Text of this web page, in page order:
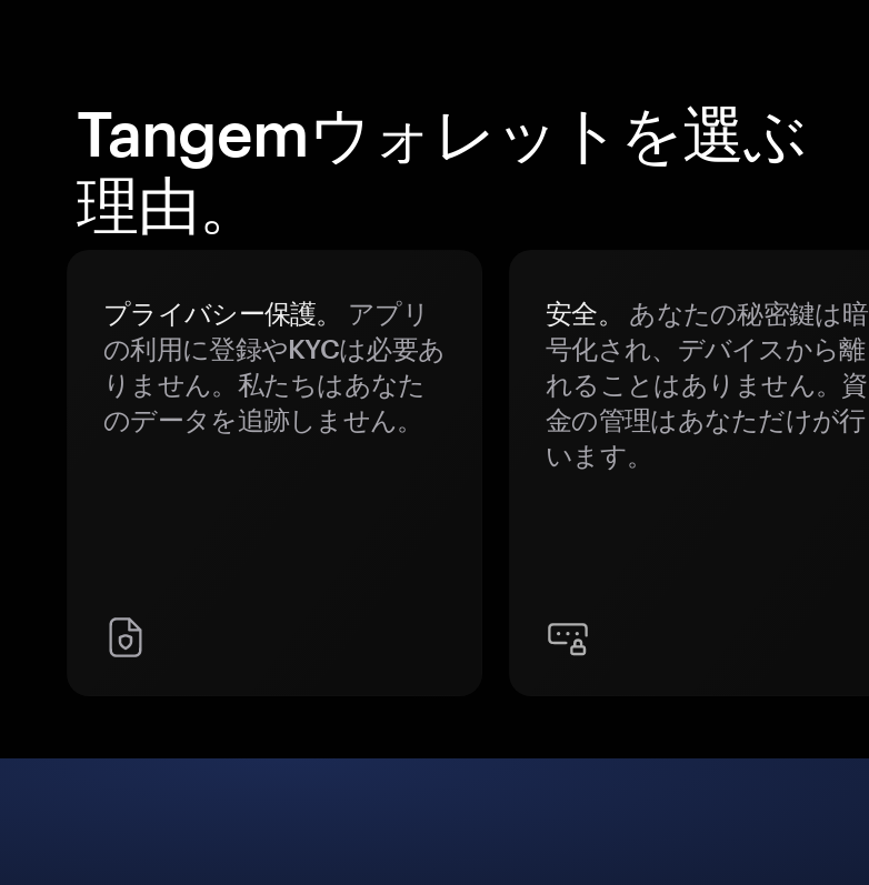
Tangemウォレットを選ぶ
理由。
プライバシー保護。
アプリ
の利用に登録やKYCは必要あ
りません。私たちはあなた
のデータを追跡しません。
安全。
あなたの秘密鍵は暗
号化され、デバイスから離
れることはありません。資
金の管理はあなただけが行
います。